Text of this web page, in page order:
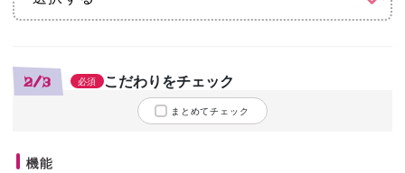
2/3 必須 こだわりをチェック
まとめてチェック
機能